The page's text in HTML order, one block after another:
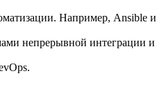
Например, Ansible и
непрерывной интеграции и